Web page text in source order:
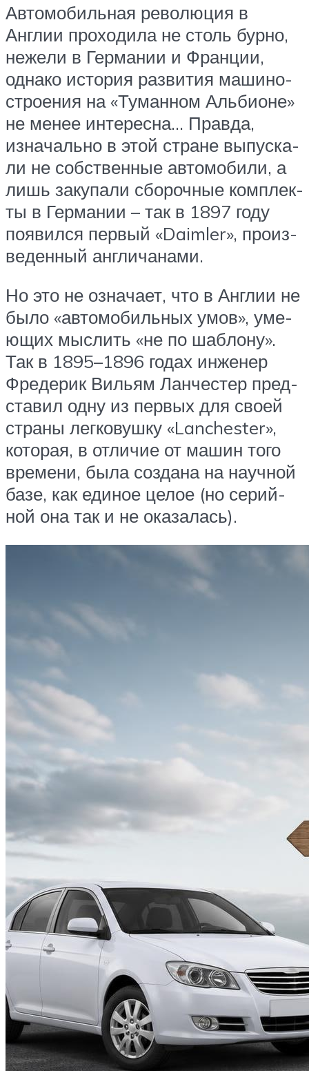
Авто­мо­биль­ная рево­лю­ция в
Англии про­хо­ди­ла не столь бур­но,
неже­ли в Гер­ма­нии и Фран­ции,
одна­ко исто­рия раз­ви­тия маши­но­
стро­е­ния на «Туман­ном Аль­бионе»
не менее инте­рес­на… Прав­да,
изна­чаль­но в этой стране выпус­ка­
ли не соб­ствен­ные авто­мо­би­ли, а
лишь заку­па­ли сбо­роч­ные ком­плек­
ты в Гер­ма­нии – так в 1897 году
появил­ся пер­вый «Daimler», про­из­
ве­ден­ный англичанами.
Но это не озна­ча­ет, что в Англии не
было «авто­мо­биль­ных умов», уме­
ю­щих мыс­лить «не по шаб­ло­ну».
Так в 1895–1896 годах инже­нер
Фре­де­рик Вильям Лан­че­стер пред­
ста­вил одну из пер­вых для сво­ей
стра­ны лег­ко­вуш­ку «Lanchester»,
кото­рая, в отли­чие от машин того
вре­ме­ни, была созда­на на науч­ной
базе, как еди­ное целое (но серий­
ной она так и не оказалась).